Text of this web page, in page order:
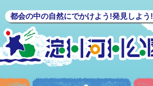
都会の中の自然にでかけよう!発見しよう!